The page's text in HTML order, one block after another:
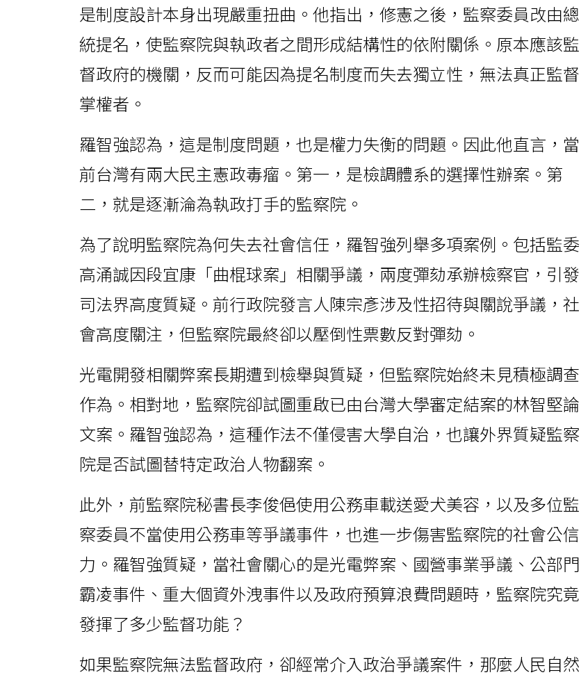
是制度設計本身出現嚴重扭曲。他指出，修憲之後，監察委員改由總
統提名，使監察院與執政者之間形成結構性的依附關係。原本應該監
督政府的機關，反而可能因為提名制度而失去獨立性，無法真正監督
掌權者。
羅智強認為，這是制度問題，也是權力失衡的問題。因此他直言，當
前台灣有兩大民主憲政毒瘤。第一，是檢調體系的選擇性辦案。第
二，就是逐漸淪為執政打手的監察院。
為了說明監察院為何失去社會信任，羅智強列舉多項案例。包括監委
高涌誠因段宜康「曲棍球案」相關爭議，兩度彈劾承辦檢察官，引發
司法界高度質疑。前行政院發言人陳宗彥涉及性招待與關說爭議，社
會高度關注，但監察院最終卻以壓倒性票數反對彈劾。
光電開發相關弊案長期遭到檢舉與質疑，但監察院始終未見積極調查
作為。相對地，監察院卻試圖重啟已由台灣大學審定結案的林智堅論
文案。羅智強認為，這種作法不僅侵害大學自治，也讓外界質疑監察
院是否試圖替特定政治人物翻案。
此外，前監察院秘書長李俊俋使用公務車載送愛犬美容，以及多位監
察委員不當使用公務車等爭議事件，也進一步傷害監察院的社會公信
力。羅智強質疑，當社會關心的是光電弊案、國營事業爭議、公部門
霸凌事件、重大個資外洩事件以及政府預算浪費問題時，監察院究竟
發揮了多少監督功能？
如果監察院無法監督政府，卻經常介入政治爭議案件，那麼人民自然